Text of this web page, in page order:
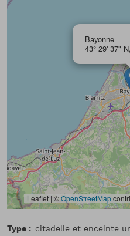
Bayonne
43° 29' 37"
Leaflet | ©OpenStreetMap
Type
citadelle et enceinte